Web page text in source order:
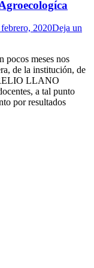
2020Deja un
pocos meses nos
de la institución, de
LLANO
a tal punto
por resultados